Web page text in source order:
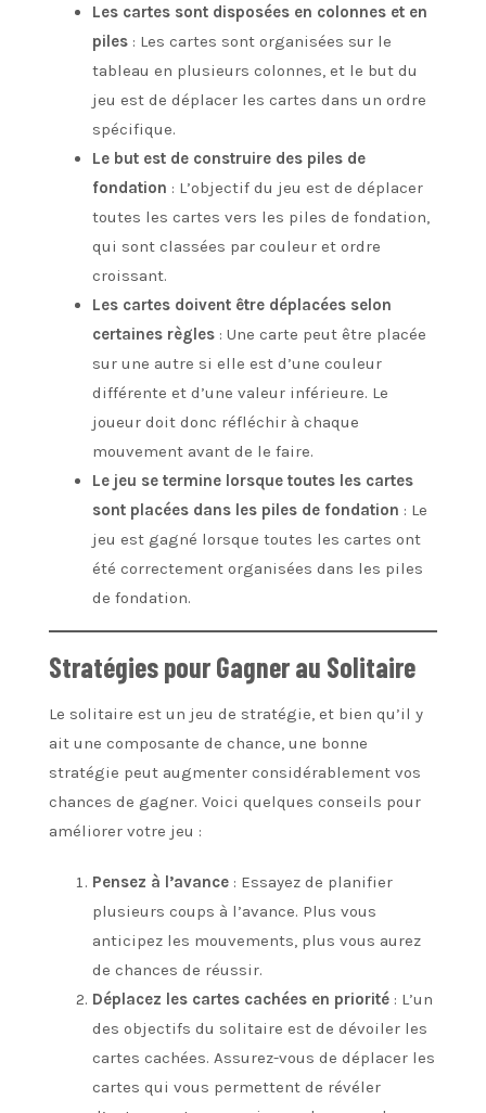
Les cartes sont disposées en colonnes et en
piles : Les cartes sont organisées sur le
tableau en plusieurs colonnes, et le but du
jeu est de déplacer les cartes dans un ordre
spécifique.
Le but est de construire des piles de
fondation : L’objectif du jeu est de déplacer
toutes les cartes vers les piles de fondation,
qui sont classées par couleur et ordre
croissant.
Les cartes doivent être déplacées selon
certaines règles : Une carte peut être placée
sur une autre si elle est d’une couleur
différente et d’une valeur inférieure. Le
joueur doit donc réfléchir à chaque
mouvement avant de le faire.
Le jeu se termine lorsque toutes les cartes
sont placées dans les piles de fondation : Le
jeu est gagné lorsque toutes les cartes ont
été correctement organisées dans les piles
de fondation.
Stratégies pour Gagner au Solitaire
Le solitaire est un jeu de stratégie, et bien qu’il y
ait une composante de chance, une bonne
stratégie peut augmenter considérablement vos
chances de gagner. Voici quelques conseils pour
améliorer votre jeu :
Pensez à l’avance : Essayez de planifier
plusieurs coups à l’avance. Plus vous
anticipez les mouvements, plus vous aurez
de chances de réussir.
Déplacez les cartes cachées en priorité : L’un
des objectifs du solitaire est de dévoiler les
cartes cachées. Assurez-vous de déplacer les
cartes qui vous permettent de révéler